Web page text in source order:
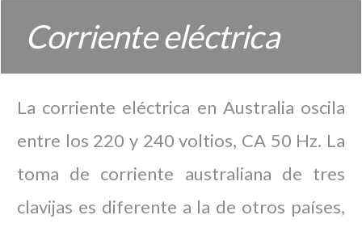
Corriente eléctrica
La corriente eléctrica en Australia oscila
entre los 220 y 240 voltios, CA 50 Hz. La
toma de corriente australiana de tres
clavijas es diferente a la de otros países,